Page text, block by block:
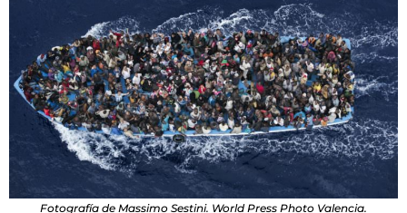
Fotografía de Massimo Sestini. World Press Photo Valencia.